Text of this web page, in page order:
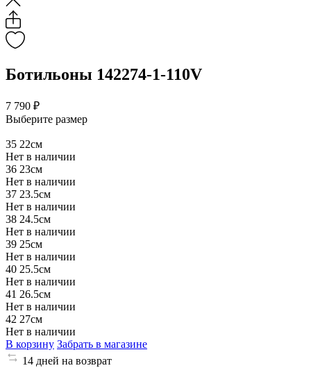
Ботильоны 142274-1-110V
7 790 ₽
Выберите размер
35 22см
Нет в наличии
36 23см
Нет в наличии
37 23.5см
Нет в наличии
38 24.5см
Нет в наличии
39 25см
Нет в наличии
40 25.5см
Нет в наличии
41 26.5см
Нет в наличии
42 27см
Нет в наличии
В корзину Забрать в магазине
14 дней на возврат